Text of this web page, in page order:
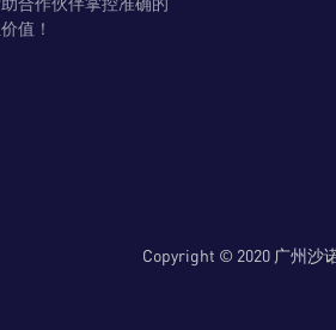
值！
Copyright © 2020 广州沙